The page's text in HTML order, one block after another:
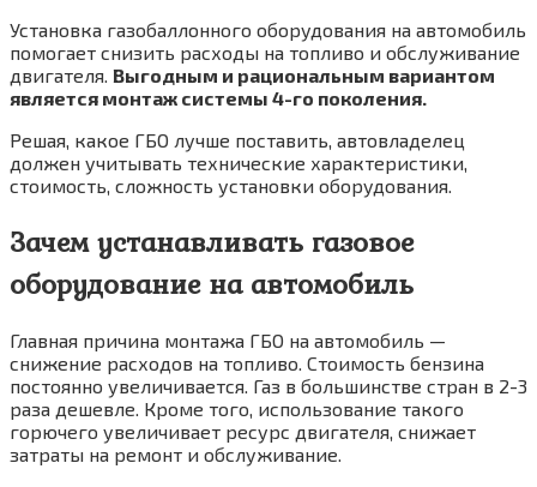
Установка газобаллонного оборудования на автомобиль
помогает снизить расходы на топливо и обслуживание
двигателя. Выгодным и рациональным вариантом
является монтаж системы 4-го поколения.
Решая, какое ГБО лучше поставить, автовладелец
должен учитывать технические характеристики,
стоимость, сложность установки оборудования.
Зачем устанавливать газовое
оборудование на автомобиль
Главная причина монтажа ГБО на автомобиль —
снижение расходов на топливо. Стоимость бензина
постоянно увеличивается. Газ в большинстве стран в 2-3
раза дешевле. Кроме того, использование такого
горючего увеличивает ресурс двигателя, снижает
затраты на ремонт и обслуживание.